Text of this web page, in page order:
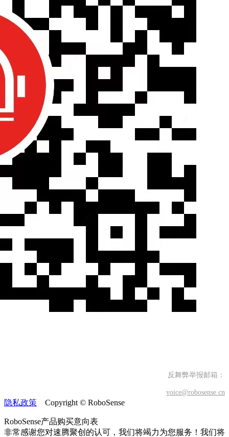
反舞弊举报邮箱：
voice@robosense.cn
隐私政策 Copyright © RoboSense
RoboSense产品购买意向表
非常感谢您对速腾聚创的认可，我们将竭力为您服务！ 我们将